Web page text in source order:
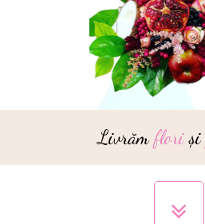
Livrămfloriși